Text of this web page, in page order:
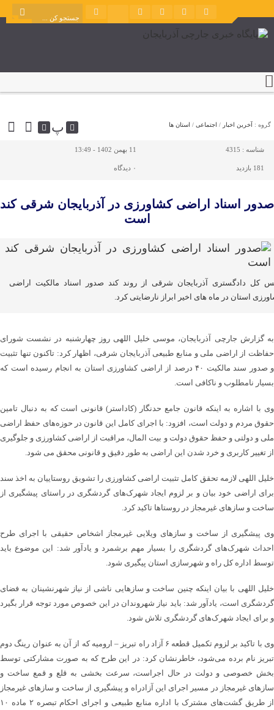
گروه : آخرین اخبار / اجتماعی / استان ها پ
شناسه : 4315 11 بهمن 1402 - 13:49
181 بازدید ۰ دیدگاه
صدور اسناد اراضی کشاورزی در آذربایجان شرقی کند
است
کل دادگستری آذربایجان‌ شرقی از روند کند صدور اسناد مالکیت اراضی
استان در ماه های اخیر ابراز نارضایتی کرد.
به گزارش جارچی آذربایجان، موسی خلیل اللهی روز چهارشنبه در نشست شورای
حفاظت از اراضی ملی و منابع طبیعی آذربایجان‌ شرقی، اظهار کرد: تاکنون تنها تثبیت
و صدور سند مالکیت ۴۰ درصد از اراضی کشاورزی استان به انجام رسیده است که
بسیار نامطلوب و ناکافی است.
وی با اشاره به اینکه قانون جامع حدنگار (کاداستر) قانونی است که به دنبال تامین
حقوق مردم و دولت است، افزود: با اجرای کامل این قانون در حوزه‌های حفظ اراضی
ملی و دولتی و حفظ حقوق دولت و بیت المال، مراقبت از اراضی کشاورزی و جلوگیری
از تغییر کاربری و خرد شدن این اراضی به طور دقیق و قانونی محقق می شود.
خلیل اللهی لازمه تحقق کامل تثبیت اراضی کشاورزی را تشویق روستاییان به اخذ سند
برای اراضی خود بیان و بر لزوم ایجاد شهرک‌های گردشگری در راستای پیشگیری از
ساخت و سازهای غیرمجاز در روستاها تاکید کرد.
وی پیشگیری از ساخت و سازهای ویلایی غیرمجاز اشخاص حقیقی با اجرای طرح
احداث شهرک‌های گردشگری را بسیار مهم برشمرد و یادآور شد: این موضوع باید
توسط اداره کل راه و شهرسازی استان پیگیری شود.
خلیل اللهی با بیان اینکه چنین ساخت و سازهایی ناشی از نیاز شهرنشینان به فضای
گردشگری است، یادآور شد: باید نیاز شهروندان در این خصوص مورد توجه قرار بگیرد
و برای ایجاد شهرک‌های گردشگری تلاش شود.
وی با تاکید بر لزوم تکمیل قطعه ۶ آزاد راه تبریز – ارومیه که از آن به عنوان رینگ دوم
تبریز نام برده می‌شود، خاطرنشان کرد: در این طرح که به صورت مشارکتی توسط
بخش خصوصی و دولت در حال اجراست، سرعت بخشی به قلع و قمع ساخت و
سازهای غیرمجاز در مسیر اجرای این آزادراه و پیشگیری از ساخت و سازهای غیرمجاز
از طریق گشت‌های مشترک با اداره منابع طبیعی و اجرای احکام تبصره ۲ ماده ۱۰